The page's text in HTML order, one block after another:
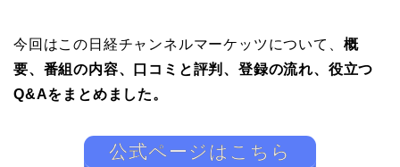
今回はこの日経チャンネルマーケッツについて、 概
要、番組の内容、口コミと評判、登録の流れ、役立つ
Q&Aをまとめました。
公式ページはこちら